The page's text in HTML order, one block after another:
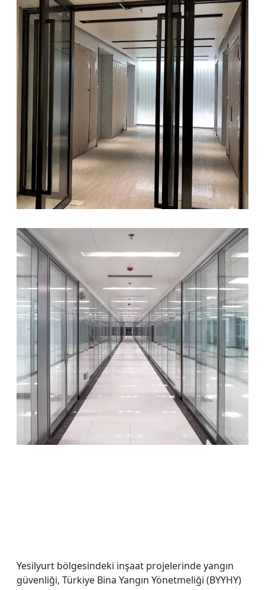
Yesilyurt bölgesindeki inşaat projelerinde yangın
güvenliği, Türkiye Bina Yangın Yönetmeliği (BYYHY)